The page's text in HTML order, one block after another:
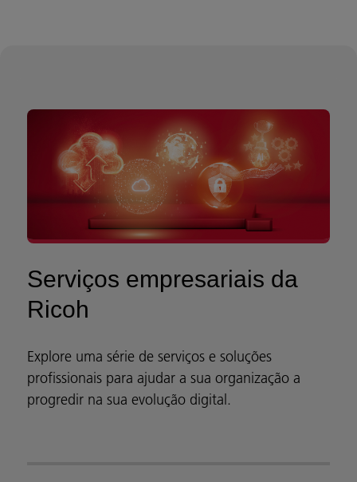
Serviços empresariais da
Ricoh
Explore uma série de serviços e soluções
profissionais para ajudar a sua organização a
progredir na sua evolução digital.